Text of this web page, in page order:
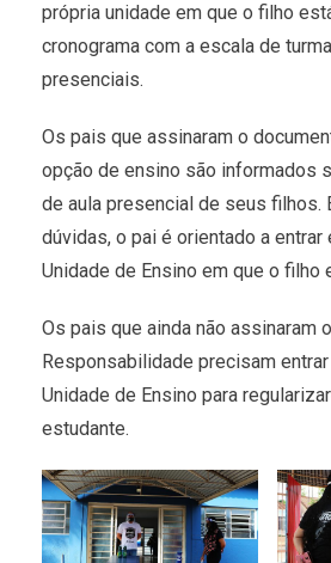
própria unidade em que o filho
cronograma com a escala de
presenciais.
Os pais que assinaram o
opção de ensino são informados
de aula presencial de seus filhos.
dúvidas, o pai é orientado a entrar
Unidade de Ensino em que o filho
Os pais que ainda não assinaram
Responsabilidade precisam
Unidade de Ensino para
estudante.